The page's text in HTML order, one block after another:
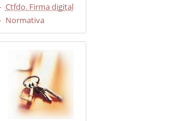
Ctfdo. Firma digital
Normativa